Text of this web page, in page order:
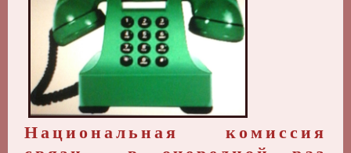
Национальная комиссия